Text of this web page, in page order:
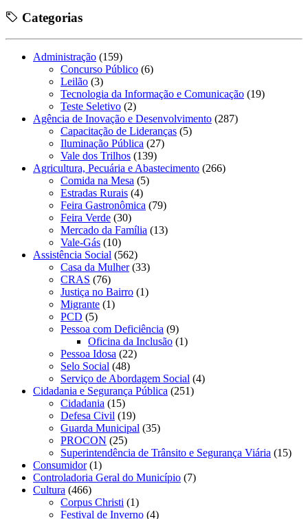
Categorias
Administração (159)
Concurso Público (6)
Leilão (3)
Tecnologia da Informação e Comunicação (19)
Teste Seletivo (2)
Agência de Inovação e Desenvolvimento (287)
Capacitação de Lideranças (5)
Iluminação Pública (27)
Vale dos Trilhos (139)
Agricultura, Pecuária e Abastecimento (266)
Comida na Mesa (5)
Estradas Rurais (4)
Feira Gastronômica (79)
Feira Verde (30)
Mercado da Família (13)
Vale-Gás (10)
Assistência Social (562)
Casa da Mulher(33)
CRAS (76)
Justiça no Bairro (1)
Migrante (1)
PCD (5)
Pessoa com Deficiência (9)
Oficina da Inclusão (1)
Pessoa Idosa (22)
Selo Social (48)
Serviço de Abordagem Social (4)
Cidadania e Segurança Pública (251)
Cidadania (15)
Defesa Civil (19)
Guarda Municipal (35)
PROCON (25)
Superintendência de Trânsito e Segurança Viária (15)
Consumidor(1)
Controladoria Geral do Município (7)
Cultura (466)
Corpus Christi (1)
Festival de Inverno (4)